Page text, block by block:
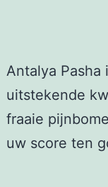
Antalya Pasha
uitstekende
fraaie
uw score ten